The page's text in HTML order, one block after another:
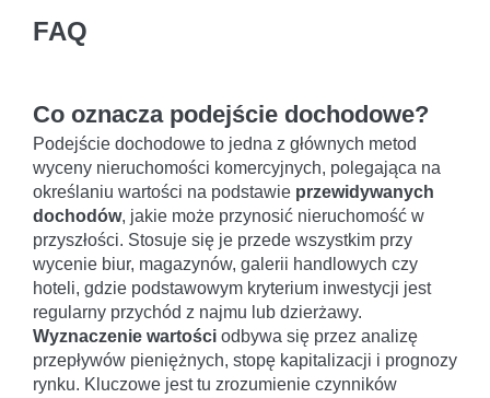
FAQ
Co oznacza podejście dochodowe?
Podejście dochodowe to jedna z głównych metod
wyceny nieruchomości komercyjnych, polegająca na
określaniu wartości na podstawie przewidywanych
dochodów, jakie może przynosić nieruchomość w
przyszłości. Stosuje się je przede wszystkim przy
wycenie biur, magazynów, galerii handlowych czy
hoteli, gdzie podstawowym kryterium inwestycji jest
regularny przychód z najmu lub dzierżawy.
Wyznaczenie wartości odbywa się przez analizę
przepływów pieniężnych, stopę kapitalizacji i prognozy
rynku. Kluczowe jest tu zrozumienie czynników